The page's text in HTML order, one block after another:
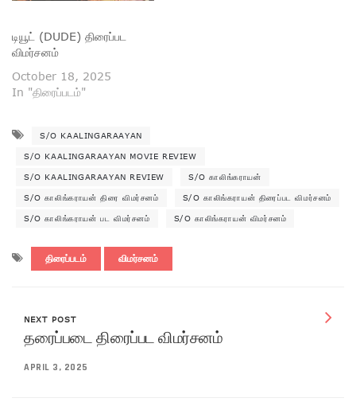
டியூட் (DUDE) திரைப்பட
விமர்சனம்
October 18, 2025
In "திரைப்படம்"
S/O KAALINGARAAYAN
S/O KAALINGARAAYAN MOVIE REVIEW
S/O KAALINGARAAYAN REVIEW S/O காலிங்கராயன்
S/O காலிங்கராயன் திரை விமர்சனம் S/O காலிங்கராயன் திரைப்பட விமர்சனம்
S/O காலிங்கராயன் பட விமர்சனம் S/O காலிங்கராயன் விமர்சனம்
திரைப்படம் விமர்சனம்
NEXT POST
தரைப்படை திரைப்பட விமர்சனம்
APRIL 3, 2025